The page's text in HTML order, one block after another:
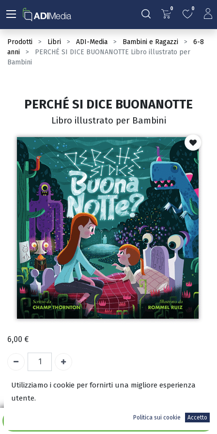
0 0
Prodotti Libri ADI-Media Bambini e Ragazzi
6-8
anni
PERCHÉ SI DICE BUONANOTTE Libro illustrato per
Bambini
Aggiungi al carrello
PERCHÉ SI DICE BUONANOTTE
Libro illustrato per Bambini
6,00 €
A magazzino
Utilizziamo i cookie per fornirti una migliore esperienza
utente.
Politica sui cookie Accetto